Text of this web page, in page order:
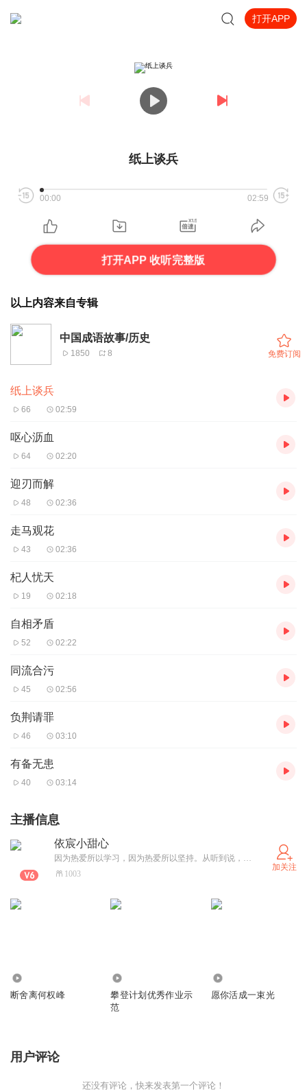
打开APP
纸上谈兵
00:00 02:59
打开APP 收听完整版
以上内容来自专辑
中国成语故事/历史
1850 8 免费订阅
纸上谈兵
66 02:59
呕心沥血
64 02:20
迎刃而解
48 02:36
走马观花
43 02:36
杞人忧天
19 02:18
自相矛盾
52 02:22
同流合污
45 02:56
负荆请罪
46 03:10
有备无患
40 03:14
主播信息
依宸小甜心
因为热爱所以学习，因为热爱所以坚持。从听到说，愿我的声音能给你我的生活增添一点色彩和乐趣！
1003
加关注
断舍离何权峰
攀登计划优秀作业示
范
愿你活成一束光
用户评论
还没有评论，快来发表第一个评论！